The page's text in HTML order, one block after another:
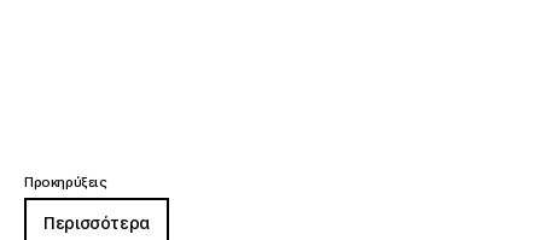
Προκηρύξεις
Περισσότερα